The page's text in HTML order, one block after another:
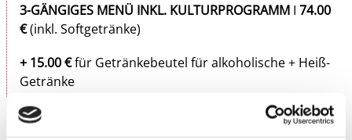
3-GÄNGIGES MENÜ INKL. KULTURPROGRAMM I 74.00
€(inkl. Softgetränke)
+ 15.00 €für Getränkebeutel für alkoholische + Heiß-
Getränke
Der Besuch des Dunkelrestaurant ist nur mit
Platzreservierung möglich: